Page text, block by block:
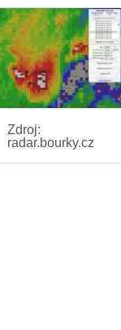
Zdroj:
radar.bourky.cz